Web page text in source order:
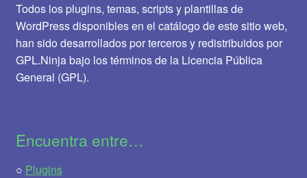
Todos los plugins, temas, scripts y plantillas de
WordPress disponibles en el catálogo de este sitio web,
han sido desarrollados por terceros y redistribuidos por
GPL.Ninja bajo los términos de la Licencia Pública
General (GPL).
Encuentra entre…
○ Plugins